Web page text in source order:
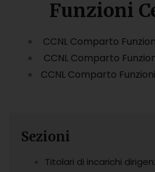
Funzioni
CCNL Comparto
CCNL Comparto
CCNL Comparto
Sezioni
Titolari di incarichi